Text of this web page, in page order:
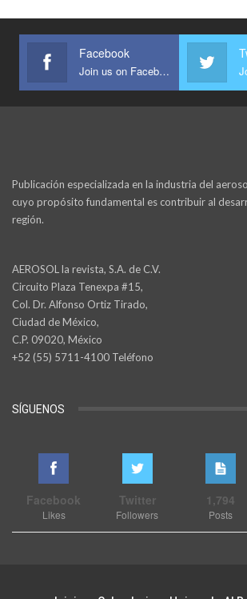
Facebook
Join us on Facebook
Publicación especializada en la industria del
cuyo propósito fundamental es contribuir al
región.
AEROSOL la revista, S.A. de C.V.
Circuito Plaza Tenexpa #15,
Col. Dr. Alfonso Ortiz Tirado,
Ciudad de México,
C.P. 09020, México
+52 (55) 5711-4100 Teléfono
SÍGUENOS
Facebook
Likes
Twitter
Followers
1,794
Posts